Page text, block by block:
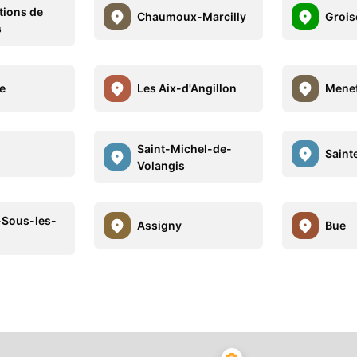
de
Chaumoux-Marcilly
Les Aix-d'Angillon
Saint-Michel-de-
Volangis
les- Assigny Bue